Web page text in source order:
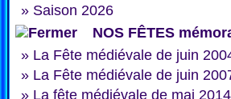
» Saison 2026
NOS FÊTES
» La Fête médiévale de juin
» La Fête médiévale de juin
» La fête médiévale de mai 2014